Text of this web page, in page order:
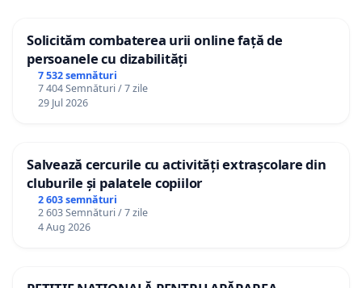
Solicităm combaterea urii online față de
persoanele cu dizabilități
7 532 semnături
7 404 Semnături / 7 zile
29 Jul 2026
Salvează cercurile cu activități extrașcolare din
cluburile și palatele copiilor
2 603 semnături
2 603 Semnături / 7 zile
4 Aug 2026